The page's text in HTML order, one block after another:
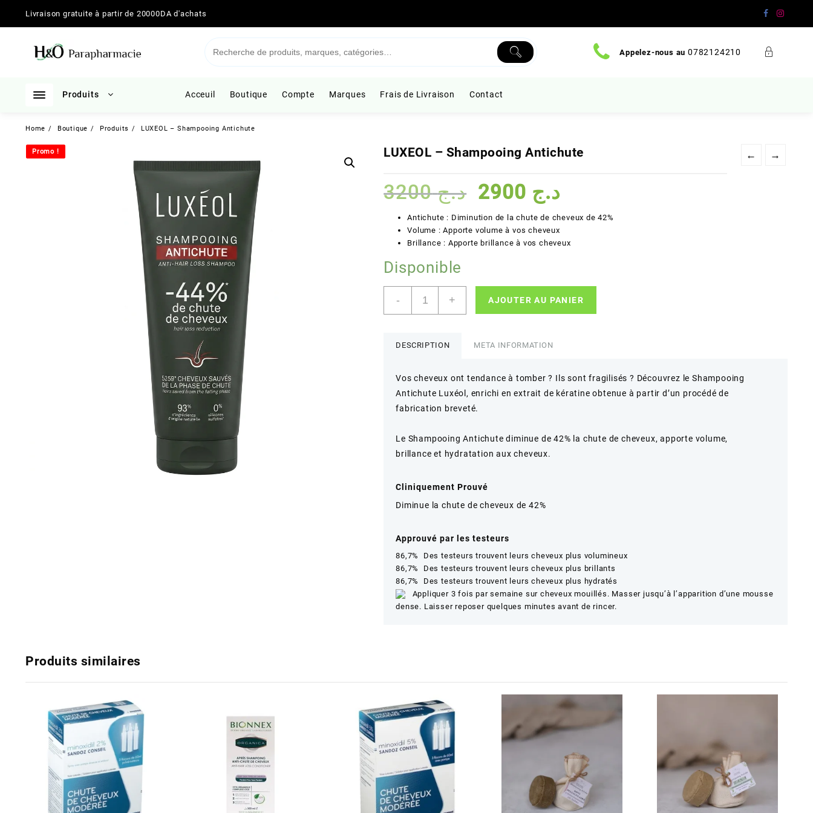
Livraison gratuite à partir de 20000DA d'achats
Appelez-nous au 0782124210
Produits Acceuil Boutique Compte Marques Frais de Livraison Contact
Home Boutique Produits LUXEOL – Shampooing Antichute
Promo ! ← →
LUXEOL – Shampooing Antichute
د.ج3200 Le
prix
initial
était :
د.ج 3200.
د.ج
actuel
Antichute : Diminution de la chute de cheveux de 42%
Volume : Apporte volume à vos cheveux
Brillance : Apporte brillance à vos cheveux
Disponible
-
LUXEOL
Shampooing
+ AJOUTER AU PANIER
DESCRIPTION META INFORMATION
Vos cheveux ont tendance à tomber ? Ils sont fragilisés ? Découvrez le Shampooing
Antichute Luxéol, enrichi en extrait de kératine obtenue à partir d’un procédé de
fabrication breveté.
Le Shampooing Antichute diminue de 42% la chute de cheveux, apporte volume,
brillance et hydratation aux cheveux.
Cliniquement Prouvé
Diminue la chute de cheveux de 42%
Approuvé par les testeurs
86,7% Des testeurs trouvent leurs cheveux plus volumineux
86,7% Des testeurs trouvent leurs cheveux plus brillants
86,7% Des testeurs trouvent leurs cheveux plus hydratés
Appliquer 3 fois par semaine sur cheveux mouillés. Masser jusqu’à l’apparition d’une mousse
dense. Laisser reposer quelques minutes avant de rincer.
Promo !
Produits similaires